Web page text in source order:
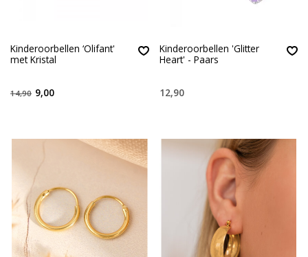
Kinderoorbellen ‘Olifant'
met Kristal
14,90 9,00
Kinderoorbellen 'Glitter
Heart' - Paars
12,90